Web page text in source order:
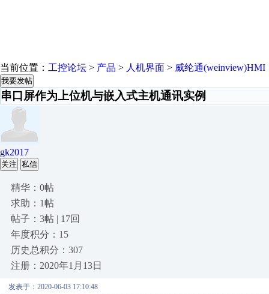
当前位置： 工控论坛 > 产品 > 人机界面 > 威纶通(weinview)HMI
我要发帖
串口屏作为上位机与嵌入式主机通讯实例
gk2017
关注 私信
精华：0帖
求助：1帖
帖子：3帖 | 17回
年度积分：15
历史总积分：307
注册：2020年1月13日
发表于：2020-06-03 17:10:48